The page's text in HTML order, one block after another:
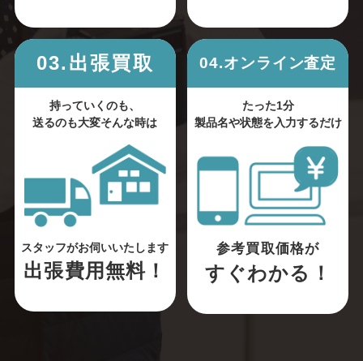
03.出張買取
持っていくのも、
送るのも大変そんな時は
スタッフがお伺いいたします
出張費用無料！
04.オンライン査定
たった1分
製品名や状態を入力するだけ
参考買取価格が
すぐわかる！